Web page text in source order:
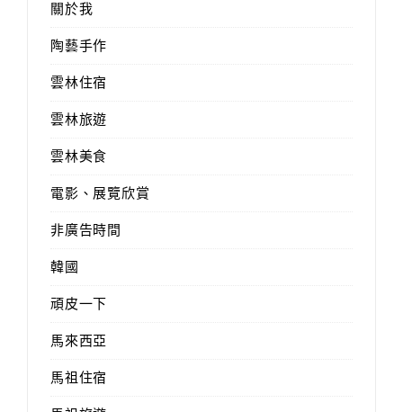
關於我
陶藝手作
雲林住宿
雲林旅遊
雲林美食
電影、展覽欣賞
非廣告時間
韓國
頑皮一下
馬來西亞
馬祖住宿